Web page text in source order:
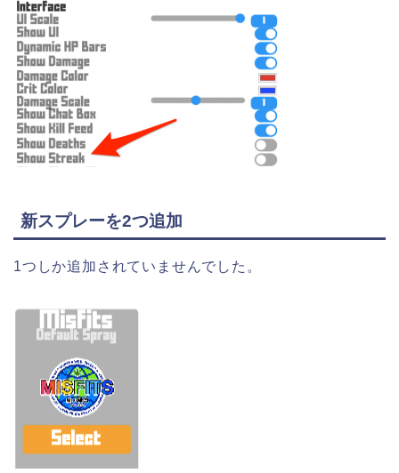
新スプレーを2つ追加
1つしか追加されていませんでした。